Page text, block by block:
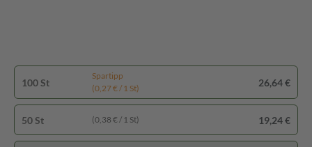
100 St
Spartipp
(0,27 € / 1 St)
26,64 €
50 St (0,38 € / 1 St) 19,24 €